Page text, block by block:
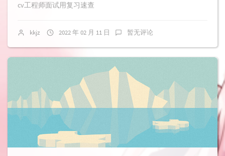
cv工程师面试用复习速查
kkjz 2022 年 02 月 11 日 暂无评论